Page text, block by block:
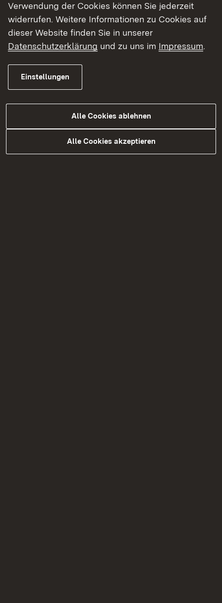
Verwendung der Cookies können Sie jederzeit
widerrufen. Weitere Informationen zu Cookies auf
dieser Website finden Sie in unserer
Datenschutzerklärung und zu uns im Impressum.
Einstellungen
Alle Cookies ablehnen
Alle Cookies akzeptieren